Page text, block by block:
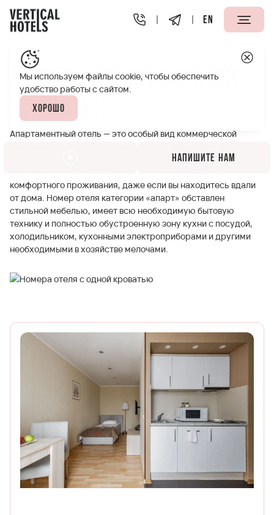
EN
Апарт-отели Vertical Номера отеля с одной кроватью
Номера отеля с одной
кроватью
Апартаментный отель — это особый вид коммерческой
между обычной квартирой и гостиничным номером. В
комфортного проживания, даже если вы находитесь вдали
от дома. Номер отеля категории «апарт» обставлен
стильной мебелью, имеет всю необходимую бытовую
технику и полностью обустроенную зону кухни с посудой,
холодильником, кухонными электроприборами и другими
необходимыми в хозяйстве мелочами.
Мы используем файлы cookie, чтобы обеспечить
удобство работы с сайтом.
Хорошо
Напишите нам